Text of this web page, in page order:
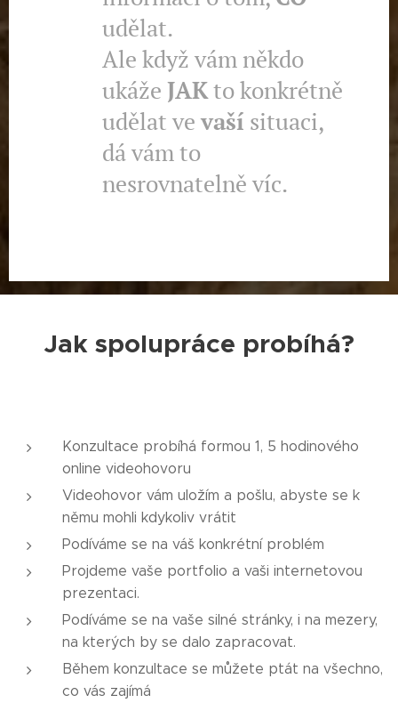
udělat.
Ale když vám někdo
ukáže JAKto konkrétně
udělat vevaší situaci,
dá vám to
nesrovnatelně víc.
Jak spolupráce probíhá?
Konzultace probíhá formou 1, 5 hodinového
online videohovoru
Videohovor vám uložím a pošlu, abyste se k
němu mohli kdykoliv vrátit
Podíváme se na váš konkrétní problém
Projdeme vaše portfolio a vaši internetovou
prezentaci.
Podíváme se na vaše silné stránky, i na mezery,
na kterých by se dalo zapracovat.
Během konzultace se můžete ptát na všechno,
co vás zajímá